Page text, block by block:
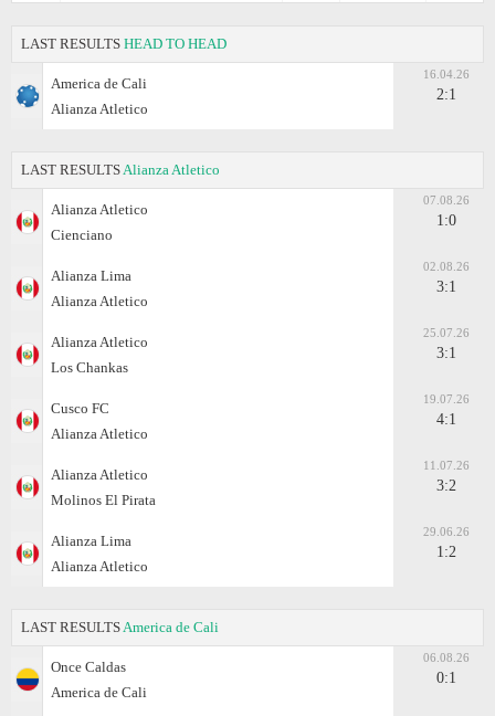
LAST RESULTS HEAD TO HEAD
America de Cali
Alianza Atletico
16.04.26
2:1
LAST RESULTS Alianza Atletico
Alianza Atletico
Cienciano
07.08.26
1:0
Alianza Lima
Alianza Atletico
02.08.26
3:1
Alianza Atletico
Los Chankas
25.07.26
3:1
Cusco FC
Alianza Atletico
19.07.26
4:1
Alianza Atletico
Molinos El Pirata
11.07.26
3:2
Alianza Lima
Alianza Atletico
29.06.26
1:2
LAST RESULTS America de Cali
Once Caldas
America de Cali
06.08.26
0:1